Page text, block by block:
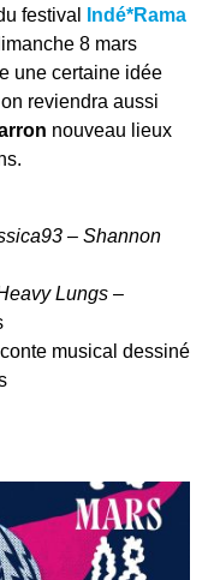
festival
Indé*Rama
8 mars
une certaine idée
reviendra aussi
nouveau lieux
– Shannon
Lungs –
musical dessiné